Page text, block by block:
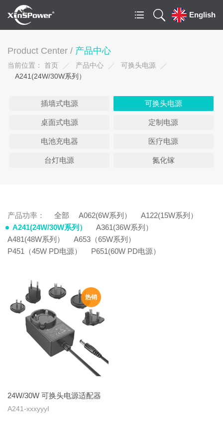
English
Product Center / 产品中心
当前位置： 首页 产品中心
可换头电源
A241(24W/30W系列）
插墙式电源 可换头电源
桌面式电源 定制电源
电池充电器 医疗电源
台灯电源 氮化镓
产品功率： 全部 A062(6W系列）
A122(15W系列）
A241(24W/30W系列）
A361(36W系列）
A481(48W系列）
A653（65W系列）
P451（45W PD电源）
P651(60W PD电源）
24W/30W 可换头电源适配器
A241-xxxyyyI